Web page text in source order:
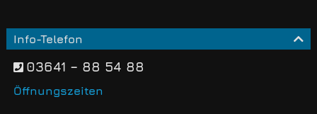
Info-Telefon
03641 – 88 54 88
Öffnungszeiten